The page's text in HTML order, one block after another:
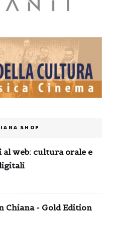
SHOP
al web: cultura orale e
Chiana - Gold Edition